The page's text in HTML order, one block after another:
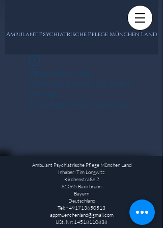
Ambulant Psychiatrische Pflege München Land
Widget Didn’t Load
Check your internet and refresh
this page.
If that doesn’t work, contact us.
Ambulant Psychiatrische Pflege München Land
Inhaber: Tim Longwitz
Kirchenstraße 2
82065 Baierbrunn
Bayern
Deutschland
Tel:+491713650513
appmuenchenland@gmail.com
USt. Nr: 14518110838